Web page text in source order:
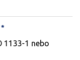
1133-1 nebo